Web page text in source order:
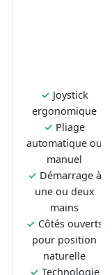
✓ Joystick
ergonomique
✓ Pliage
automatique ou
manuel
✓ Démarrage à
une ou deux
mains
✓ Côtés ouverts
pour position
naturelle
✓ Technologie